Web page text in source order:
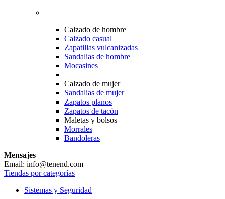
Calzado de hombre
Calzado casual
Zapatillas vulcanizadas
Sandalias de hombre
Mocasines
Calzado de mujer
Sandalias de mujer
Zapatos planos
Zapatos de tacón
Maletas y bolsos
Morrales
Bandoleras
Mensajes
Email: info@tenend.com
Tiendas por categorías
Sistemas y Seguridad